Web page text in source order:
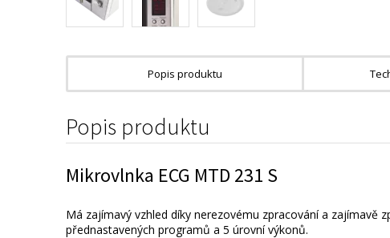
Popis produktu
Popis produktu
Mikrovlnka ECG MTD 231 S
Má zajímavý vzhled díky nerezovému zpracování a zajímavě
přednastavených programů a 5 úrovní výkonů.